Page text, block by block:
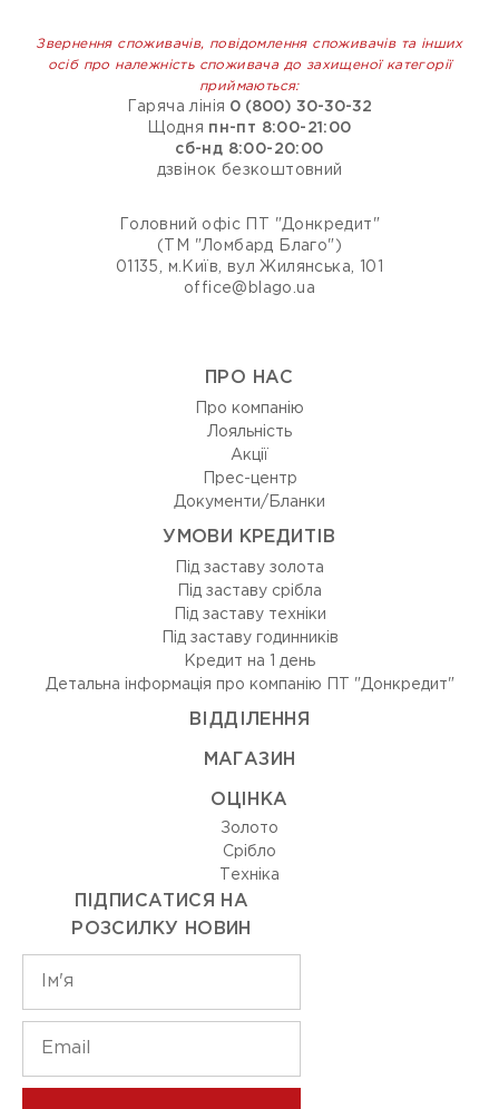
Звернення споживачів, повідомлення споживачів та інших
осіб про належність споживача до захищеної категорії
приймаються:
Гаряча лінія 0 (800) 30-30-32
Щодня
пн-пт 8:00-21:00
сб-нд 8:00-20:00
дзвінок безкоштовний
Головний офіс ПТ "Донкредит"
(ТМ "Ломбард Благо")
01135, м.Київ, вул Жилянська, 101
office@blago.ua
ПРО НАС
Про компанію
Лояльність
Акції
Прес-центр
Документи/Бланки
УМОВИ КРЕДИТІВ
Під заставу золота
Під заставу срібла
Під заставу техніки
Під заставу годинників
Кредит на 1 день
Детальна інформація про компанію ПТ "Донкредит"
ВIДДIЛЕННЯ
МАГАЗИН
ОЦIНКА
Золото
Срiбло
Технiка
ПІДПИСАТИСЯ НА
РОЗСИЛКУ НОВИН